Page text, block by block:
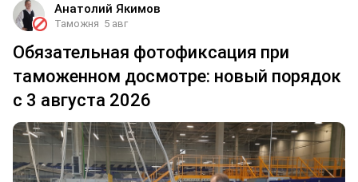
Анатолий Якимов
Таможня 5 авг
Обязательная фотофиксация при
таможенном досмотре: новый порядок
с 3 августа 2026